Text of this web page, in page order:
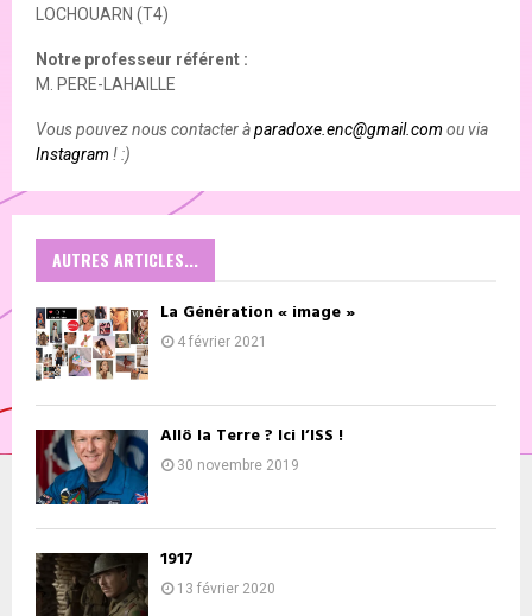
LOCHOUARN (T4)
Notre professeur référent :
M. PERE-LAHAILLE
Vous pouvez nous contacter àparadoxe.enc@gmail.com ou via
Instagram ! :)
AUTRES ARTICLES...
La Génération « image »
4 février 2021
Allô la Terre ? Ici l’ISS !
30 novembre 2019
1917
13 février 2020